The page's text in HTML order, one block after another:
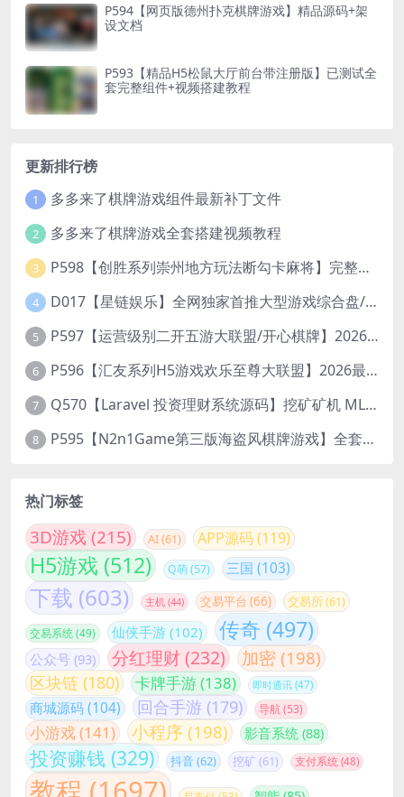
P594【网页版德州扑克棋牌游戏】精品源码+架
设文档
P593【精品H5松鼠大厅前台带注册版】已测试全
套完整组件+视频搭建教程
更新排行榜
1 多多来了棋牌游戏组件最新补丁文件
2 多多来了棋牌游戏全套搭建视频教程
3 P598【创胜系列崇州地方玩法断勾卡麻将】完整服务器组件+双端APP+授权机+通用视频教程
4 D017【星链娱乐】全网独家首推大型游戏综合盘/体育/PG/电竟/电玩大型综合体
5 P597【运营级别二开五游大联盟/开心棋牌】2026最新整理完整服务器组件+双端APP+完美AI机器人+超详细视频教程
6 P596【汇友系列H5游戏欢乐至尊大联盟】2026最新整理Linux系统最新组件+搭建教程
7 Q570【Laravel 投资理财系统源码】挖矿矿机 MLM分销 带后台
8 P595【N2n1Game第三版海盗风棋牌游戏】全套完整源码v8.0.0.1含android、ios、pc源码+布署文档+视频教程
热门标签
3D游戏 (215) AI(61) APP源码(119)
H5游戏 (512) Q萌(57) 三国 (103)
下载 (603) 主机 (44) 交易平台 (66) 交易所(61)
交易系统 (49) 仙侠手游 (102) 传奇 (497)
公众号 (93) 分红理财 (232) 加密 (198)
区块链 (180) 卡牌手游(138) 即时通讯 (47)
商城源码(104) 回合手游 (179) 导航(53)
小游戏 (141) 小程序 (198) 影音系统 (88)
投资赚钱 (329) 抖音(62) 挖矿(61) 支付系统 (48)